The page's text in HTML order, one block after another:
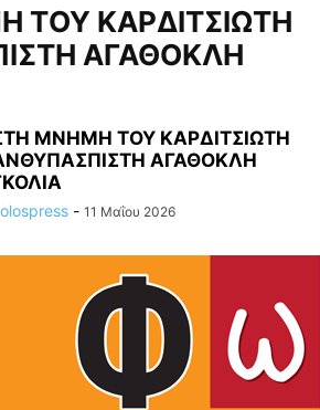
ΤOY ΚΑΡΔΙΤΣΙΩΤΗ
ΑΓΑΘΟΚΛΗ
ΜΝΗΜΗ ΤOY ΚΑΡΔΙΤΣΙΩΤΗ
ΑΓΑΘΟΚΛΗ
- 11 Μαΐου 2026